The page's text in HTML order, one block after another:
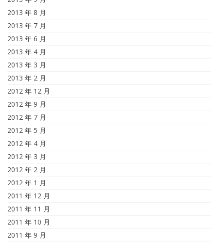
2013 年 8 月
2013 年 7 月
2013 年 6 月
2013 年 4 月
2013 年 3 月
2013 年 2 月
2012 年 12 月
2012 年 9 月
2012 年 7 月
2012 年 5 月
2012 年 4 月
2012 年 3 月
2012 年 2 月
2012 年 1 月
2011 年 12 月
2011 年 11 月
2011 年 10 月
2011 年 9 月